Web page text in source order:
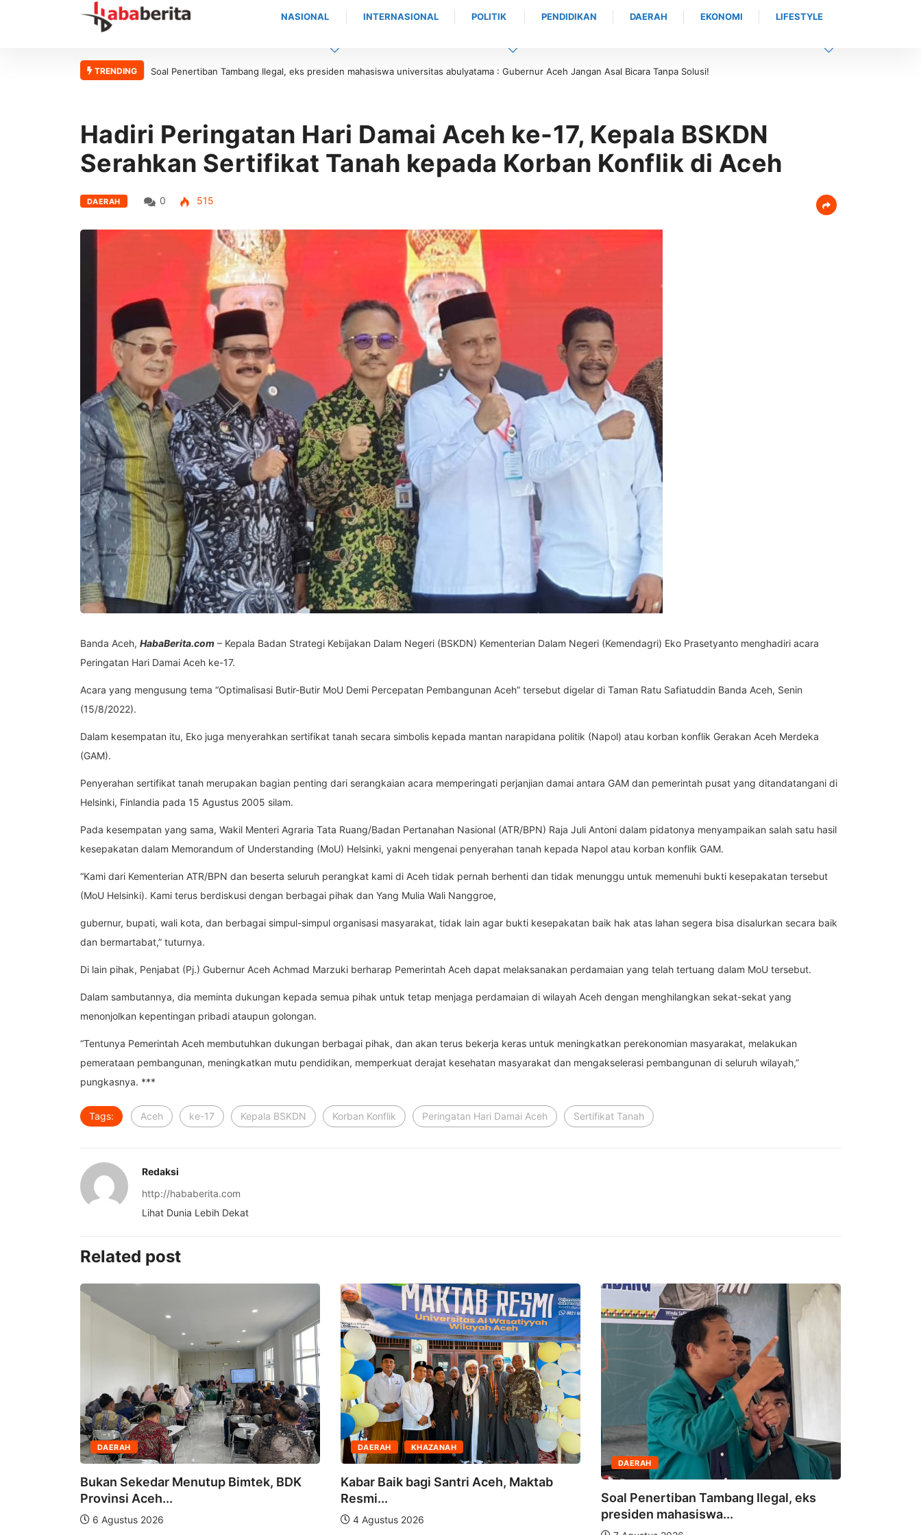
NASIONAL INTERNASIONAL POLITIK PENDIDIKAN DAERAH EKONOMI LIFESTYLE
TRENDING
Penertiban Tambang Ilegal, eks presiden mahasiswa universitas abulyatama : Gubernur Aceh Jangan Asal Bicara Tanpa Solusi!Masyarakat Dapat Jadwal Ukur Tanah yang Lebih Jelas Berkat Layanan Pengukuran
Hadiri Peringatan Hari Damai Aceh ke-17, Kepala BSKDN
Serahkan Sertifikat Tanah kepada Korban Konflik di Aceh
DAERAH 0 515
Banda Aceh, HabaBerita.com – Kepala Badan Strategi Kebijakan Dalam Negeri (BSKDN) Kementerian Dalam Negeri (Kemendagri) Eko Prasetyanto menghadiri acara
Peringatan Hari Damai Aceh ke-17.
Acara yang mengusung tema “Optimalisasi Butir-Butir MoU Demi Percepatan Pembangunan Aceh” tersebut digelar di Taman Ratu Safiatuddin Banda Aceh, Senin
(15/8/2022).
Dalam kesempatan itu, Eko juga menyerahkan sertifikat tanah secara simbolis kepada mantan narapidana politik (Napol) atau korban konflik Gerakan Aceh Merdeka
(GAM).
Penyerahan sertifikat tanah merupakan bagian penting dari serangkaian acara memperingati perjanjian damai antara GAM dan pemerintah pusat yang ditandatangani di
Helsinki, Finlandia pada 15 Agustus 2005 silam.
Pada kesempatan yang sama, Wakil Menteri Agraria Tata Ruang/Badan Pertanahan Nasional (ATR/BPN) Raja Juli Antoni dalam pidatonya menyampaikan salah satu hasil
kesepakatan dalam Memorandum of Understanding (MoU) Helsinki, yakni mengenai penyerahan tanah kepada Napol atau korban konflik GAM.
“Kami dari Kementerian ATR/BPN dan beserta seluruh perangkat kami di Aceh tidak pernah berhenti dan tidak menunggu untuk memenuhi bukti kesepakatan tersebut
(MoU Helsinki). Kami terus berdiskusi dengan berbagai pihak dan Yang Mulia Wali Nanggroe,
gubernur, bupati, wali kota, dan berbagai simpul-simpul organisasi masyarakat, tidak lain agar bukti kesepakatan baik hak atas lahan segera bisa disalurkan secara baik
dan bermartabat,” tuturnya.
Di lain pihak, Penjabat (Pj.) Gubernur Aceh Achmad Marzuki berharap Pemerintah Aceh dapat melaksanakan perdamaian yang telah tertuang dalam MoU tersebut.
Dalam sambutannya, dia meminta dukungan kepada semua pihak untuk tetap menjaga perdamaian di wilayah Aceh dengan menghilangkan sekat-sekat yang
menonjolkan kepentingan pribadi ataupun golongan.
“Tentunya Pemerintah Aceh membutuhkan dukungan berbagai pihak, dan akan terus bekerja keras untuk meningkatkan perekonomian masyarakat, melakukan
pemerataan pembangunan, meningkatkan mutu pendidikan, memperkuat derajat kesehatan masyarakat dan mengakselerasi pembangunan di seluruh wilayah,”
pungkasnya. ***
Tags: Aceh ke-17 Kepala BSKDN Korban Konflik Peringatan Hari Damai Aceh Sertifikat Tanah
Redaksi
http://hababerita.com
Lihat Dunia Lebih Dekat
Related post
DAERAH
Bukan Sekedar Menutup Bimtek, BDK
Provinsi Aceh...
6 Agustus 2026
DAERAH KHAZANAH
Kabar Baik bagi Santri Aceh, Maktab
Resmi...
4 Agustus 2026
DAERAH
Soal Penertiban Tambang Ilegal, eks
presiden mahasiswa...